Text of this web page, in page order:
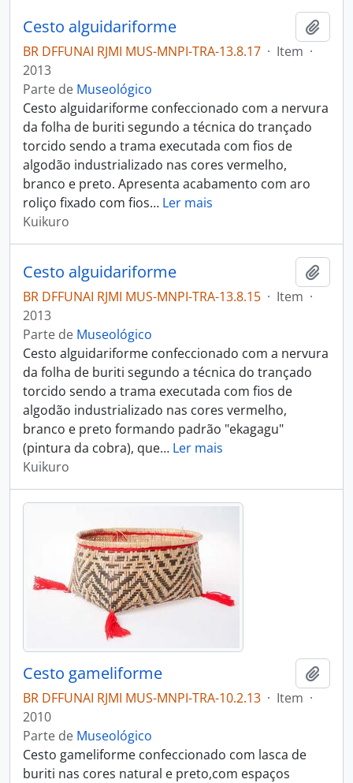
Cesto alguidariforme
BR DFFUNAI RJMI MUS-MNPI-TRA-13.8.17 · Item ·
2013
Parte de Museológico
Cesto alguidariforme confeccionado com a nervura
da folha de buriti segundo a técnica do trançado
torcido sendo a trama executada com fios de
algodão industrializado nas cores vermelho,
branco e preto. Apresenta acabamento com aro
roliço fixado com fios… Ler mais
Kuikuro
Cesto alguidariforme
BR DFFUNAI RJMI MUS-MNPI-TRA-13.8.15 · Item ·
2013
Parte de Museológico
Cesto alguidariforme confeccionado com a nervura
da folha de buriti segundo a técnica do trançado
torcido sendo a trama executada com fios de
algodão industrializado nas cores vermelho,
branco e preto formando padrão "ekagagu"
(pintura da cobra), que… Ler mais
Kuikuro
Cesto gameliforme
BR DFFUNAI RJMI MUS-MNPI-TRA-10.2.13 · Item ·
2010
Parte de Museológico
Cesto gameliforme confeccionado com lasca de
buriti nas cores natural e preto,com espaços